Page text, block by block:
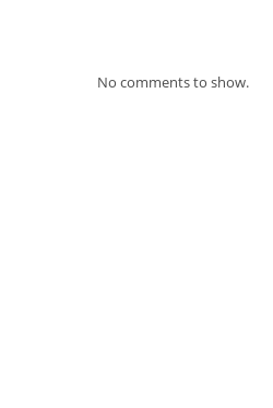
No comments to show.